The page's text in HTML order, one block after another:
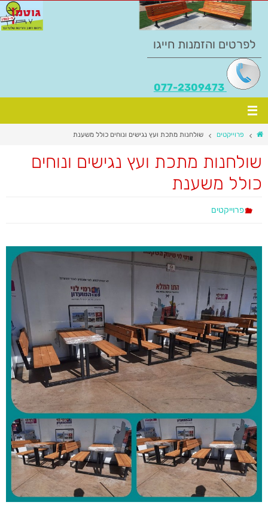
לפרטים והזמנות חייגו
077-2309473
פרוייקטים שולחנות מתכת ועץ נגישים ונוחים כולל משענת
שולחנות מתכת ועץ נגישים ונוחים
כולל משענת
פרוייקטים